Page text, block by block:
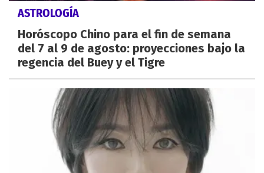
ASTROLOGÍA
Horóscopo Chino para el fin de semana
del 7 al 9 de agosto: proyecciones bajo la
regencia del Buey y el Tigre